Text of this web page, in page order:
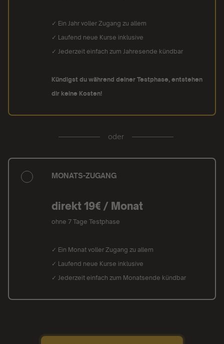
✓ Ein Jahr voller Zugang zu allem
✓ Laufend neue Kurse inklusive
✓ Jederzeit einfach zum Jahresende kündbar
Kündigst du während deiner Testphase, entstehen
dir keine Kosten!
oder
MONATS-ZUGANG
direkt 19€ / Monat
ohne 7 Tage Testphase
✓ Ein Monat voller Zugang zu allem
✓ Laufend neue Kurse inklusive
✓ Jederzeit einfach zum Monatsende kündbar